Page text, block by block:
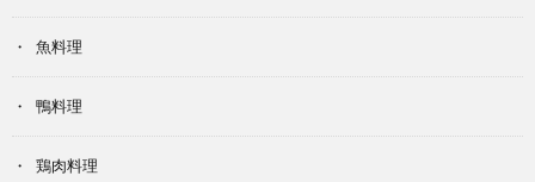
魚料理
鴨料理
鶏肉料理